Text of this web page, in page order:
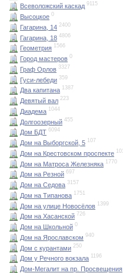
Всеволожский каскад 9115
Высоцкое 0
Гагарина, 14 2400
Гагарина, 18 4806
Геометрия 1566
Город мастеров 0
Граф Орлов 3327
Гуси-лебеди 359
Два капитана 1387
Девятый вал 223
Диадема 1044
Долгоозерный 455
Дом БДТ 6094
Дом на Выборгской, 5 107
Дом на Крестовском проспекте 101
Дом на Матроса Железняка 1770
Дом на Резной 697
Дом на Седова 3157
Дом на Типанова 1751
Дом на улице Новосёлов 1399
Дом на Хасанской 726
Дом на Школьной 0
Дом на Ярославском 940
Дом с курантами 250
Дом у Речного вокзала 1196
Дом-Мегалит на пр. Просвещения